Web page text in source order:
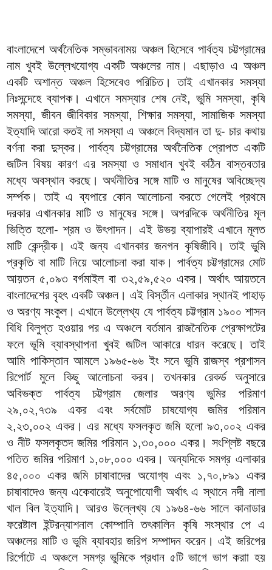
বাংলাদেশে অর্থনৈতিক সম্ভাবনাময় অঞ্চল হিসেবে পার্বত্য চট্টগ্রামের
নাম খুবই উল্লেখযোগ্য একটি অঞ্চলের নাম। এছাড়াও এ অঞ্চল
একটি অশান্ত অঞ্চল হিসেবেও পরিচিত। তাই এখানকার সমস্যা
নিঃসন্দেহে ব্যাপক। এখানে সমস্যার শেষ নেই, ভুমি সমস্যা, কৃষি
সমস্যা, জীবন জীবিকার সমস্যা, শিক্ষার সমস্যা, সামাজিক সমস্যা
ইত্যাদি আরো কতই না সমস্যা এ অঞ্চলে বিদ্যমান তা দু- চার কথায়
বর্ণনা করা দুস্কর। পার্বত্য চট্টগ্রামের অর্থনৈতিক প্রোপত একটি
জটিল বিষয় কারণ এর সমস্যা ও সমাধান খুবই কঠিন বাস্তবতার
মধ্যে অবস্থান করছে। অর্থনীতির সঙ্গে মাটি ও মানুষের অবিচ্ছেদ্য
সর্ম্পক। তাই এ ব্যপারে কোন আলোচনা করতে গেলেই প্রথমে
দরকার এখানকার মাটি ও মানুষের সঙ্গে। অপরদিকে অর্থনীতির মূল
ভিত্তি হলো- শ্রম ও উৎপাদন। এই উভয় ব্যাপারই এখানে মূলত
মাটি কেন্দ্রীক। এই জন্য এখানকার জনগন কৃষিজীবি। তাই ভুমি
প্রকৃতি বা মাটি নিয়ে আলোচনা করা যাক। পার্বত্য চট্টগ্রামের মোট
আয়তন ৫,০৯৩ বর্গমাইল বা ৩২,৫৯,৫২০ একর। অর্থাৎ আয়তনে
বাংলাদেশের বৃহৎ একটি অঞ্চল। এই বির্স্তীন এলাকার স্থানই পাহাড়
ও অরণ্য সংকুল। এখানে উল্লেখ্য যে পার্বত্য চট্টগ্রাম ১৯০০ শাসন
বিধি বিলুপ্ত হওয়ার পর এ অঞ্চলে বর্তমান রাজনৈতিক প্রেক্ষাপটের
ফলে ভূমি ব্যাবস্থাপনা খুবই জটিল আকারে ধারন করেছে। তাই
আমি পাকিস্তান আমলে ১৯৬৫-৬৬ ইং সনে ভুমি রাজস্ব প্রশাসন
রিপোর্ট মুলে কিছু আলোচনা করব। তখনকার রেকর্ড অনুসারে
অবিভক্ত পার্বত্য চট্টগ্রাম জেলার অরণ্য ভুমির পরিমাণ
২৯,০২,৭৩৯ একর এবং সর্বমোট চাষযোগ্য জমির পরিমান
২,২৩,০০২ একর। এর মধ্যে ফসলকৃত জমি হলো ৯৩,০০২ একর
ও নীট ফসলকৃতদ জমির পরিমান ১,৩০,০০০ একর। সংশ্লিষ্ট বছরে
পতিত জমির পরিমাণ ১,০৮,০০০ একর। অন্যদিকে সমগ্র এলাকার
৪৫,০০০ একর জমি চাষাবাদের অযোগ্য এবং ১,৭০,৮৯১ একর
চাষাবাদেও জন্য একেবারেই অনুপোযোগী অর্থাৎ এ স্থানে নদী নালা
খাল বিল ইত্যাদি। আরও উল্লেখ্য যে ১৯৬৪-৬৬ সালে কানাডার
ফরেষ্টাল ইন্টরন্যাশনাল কোম্পানি তৎকালিন কৃষি সংস্থার পে এ
অঞ্চলের মাটি ও ভুমি ব্যাবহার জরিপ সম্পাদন করেন। এই জরিপের
রির্পোটে এ অঞ্চলে সমগ্র ভুমিকে প্রধান ৫টি ভাগে ভাগ করাা হয়